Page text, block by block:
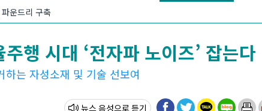
운드리 구축
행 시대 ‘전자파 노이즈’ 잡는다
하는 자성소재 및 기술 선보여
뉴스 음성